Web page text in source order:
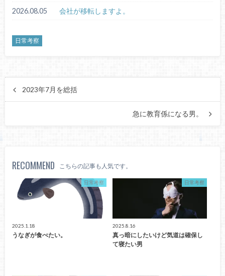
2026.08.05 会社が移転しますよ。
日常考察
2023年7月を総括
急に教育係になる男。
RECOMMEND こちらの記事も人気です。
日常考察
2025.1.18
うなぎが食べたい。
日常考察
2025.8.16
真っ暗にしたいけど気道は確保し
て寝たい男